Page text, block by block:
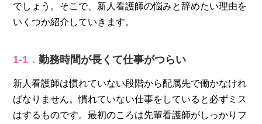
でしょう。そこで、新人看護師の悩みと辞めたい理由を
いくつか紹介していきます。
1‐1．勤務時間が長くて仕事がつらい
新人看護師は慣れていない段階から配属先で働かなけれ
ばなりません。慣れていない仕事をしていると必ずミス
はするものです。最初のころは先輩看護師がしっかりフ